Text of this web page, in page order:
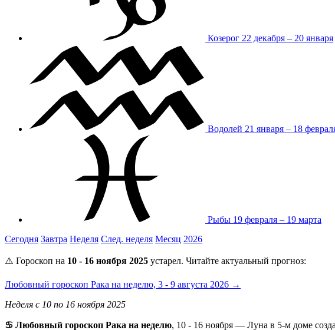
Козерог 22 декабря – 20 января
Водолей 21 января – 18
Рыбы 19 февраля – 19 марта
Сегодня Завтра Неделя След. неделя Месяц 2026
⚠️ Гороскоп на 10 - 16 ноября 2025 устарел. Читайте актуальный прогноз:
Любовный гороскоп Рака на неделю, 3 - 9 августа 2026 →
Неделя с 10 по 16 ноября 2025
♋ Любовный гороскоп Рака на неделю, 10 - 16 ноября — Луна в 5-м доме